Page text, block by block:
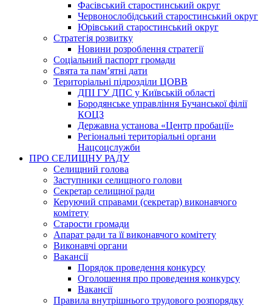
Фасівський старостинський округ
Червонослобідський старостинський округ
Юрівський старостинський округ
Стратегія розвитку
Новини розроблення стратегії
Соціальний паспорт громади
Свята та пам’ятні дати
Територіальні підрозділи ЦОВВ
ДПІ ГУ ДПС у Київській області
Бородянське управління Бучанської філії
КОЦЗ
Державна установа «Центр пробації»
Регіональні територіальні органи
Нацсоцслужби
ПРО СЕЛИЩНУ РАДУ
Селищний голова
Заступники селищного голови
Секретар селищної ради
Керуючий справами (секретар) виконавчого
комітету
Старости громади
Апарат ради та її виконавчого комітету
Виконавчі органи
Вакансії
Порядок проведення конкурсу
Оголошення про проведення конкурсу
Вакансії
Правила внутрішнього трудового розпорядку